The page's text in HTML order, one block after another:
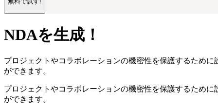
NDAを生成！
プロジェクトやコラボレーションの機密性を保護するため
ができます。
プロジェクトやコラボレーションの機密性を保護するため
ができます。